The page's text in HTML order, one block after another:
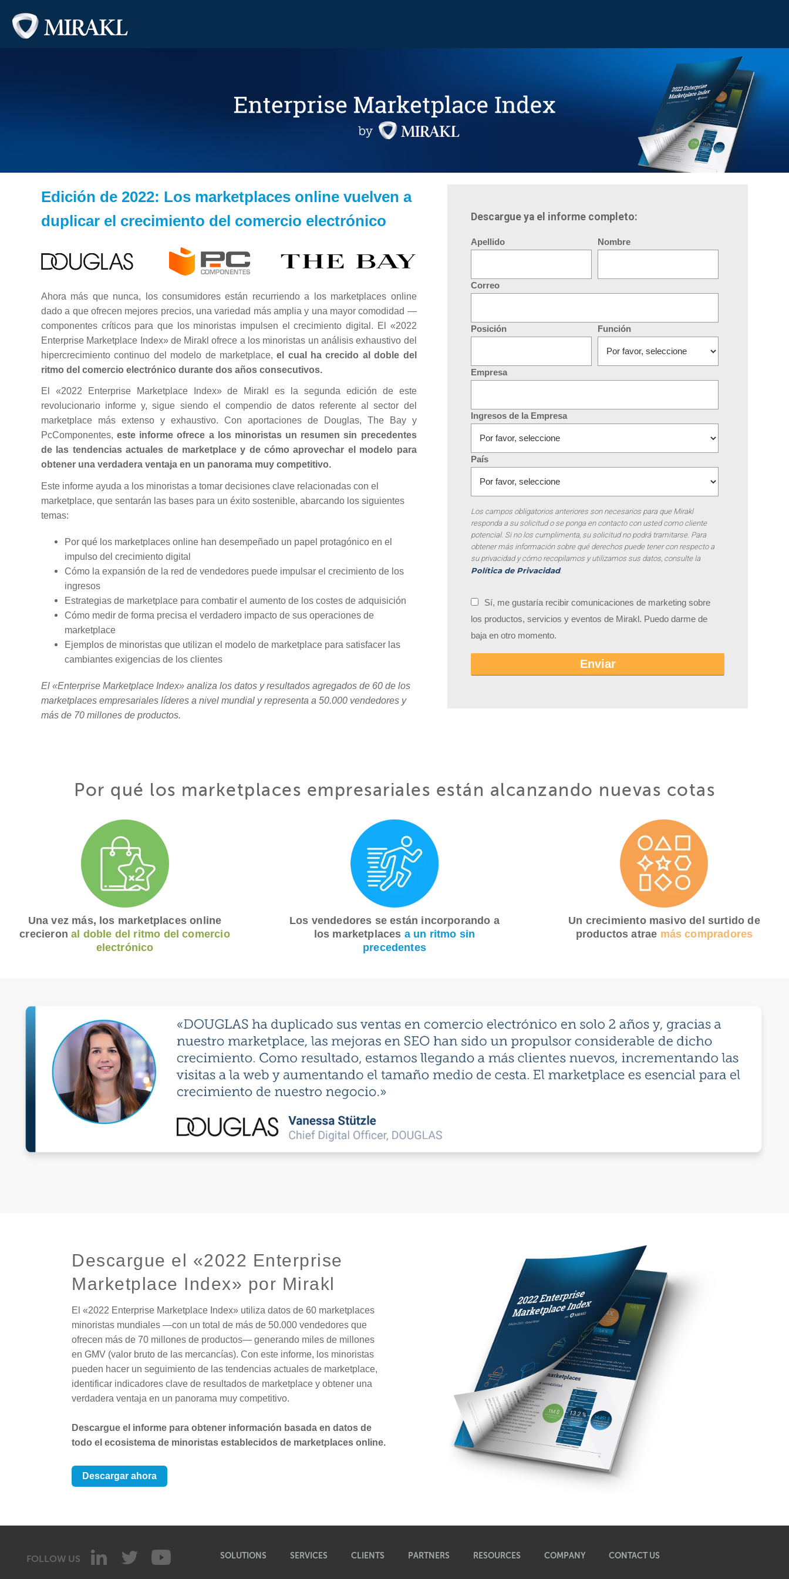
Edición de 2022: Los marketplaces online vuelven a
duplicar el crecimiento del comercio electrónico
Ahora más que nunca, los consumidores están recurriendo a los marketplaces online
dado a que ofrecen mejores precios, una variedad más amplia y una mayor comodidad —
componentes críticos para que los minoristas impulsen el crecimiento digital. El «2022
Enterprise Marketplace Index» de Mirakl ofrece a los minoristas un análisis exhaustivo del
hipercrecimiento continuo del modelo de marketplace,el cual ha crecido al doble del
ritmo del comercio electrónico durante dos años consecutivos.
El «2022 Enterprise Marketplace Index» de Mirakl es la segunda edición de este
revolucionario informe y, sigue siendo el compendio de datos referente al sector del
marketplace más extenso y exhaustivo. Con aportaciones de Douglas, The Bay y
PcComponentes,este informe ofrece a los minoristas un resumen sin precedentes
de las tendencias actuales de marketplace y de cómo aprovechar el modelo para
obtener una verdadera ventaja en un panorama muy competitivo.
Este informe ayuda a los minoristas a tomar decisiones clave relacionadas con el
marketplace, que sentarán las bases para un éxito sostenible, abarcando los siguientes
temas:
Por qué los marketplaces online han desempeñado un papel protagónico en el
impulso del crecimiento digital
Cómo la expansión de la red de vendedores puede impulsar el crecimiento de los
ingresos
Estrategias de marketplace para combatir el aumento de los costes de adquisición
Cómo medir de forma precisa el verdadero impacto de sus operaciones de
marketplace
Ejemplos de minoristas que utilizan el modelo de marketplace para satisfacer las
cambiantes exigencias de los clientes
El «Enterprise Marketplace Index» analiza los datos y resultados agregados de 60 de los
marketplaces empresariales líderes a nivel mundial y representa a 50.000 vendedores y
más de 70 millones de productos.
Descargue ya el informe completo:
Apellido Nombre
Correo
Posición Función
Empresa
Ingresos de la Empresa
País
Los campos obligatorios anteriores son necesarios para que Mirakl
responda a su solicitud o se ponga en contacto con usted como cliente
potencial. Si no los cumplimenta, su solicitud no podrá tramitarse. Para
obtener más información sobre qué derechos puede tener con respecto a
su privacidad y cómo recopilamos y utilizamos sus datos, consulte la
Política de Privacidad.
Sí, me gustaría recibir comunicaciones de marketing sobre
los productos, servicios y eventos de Mirakl. Puedo darme de
baja en otro momento.
Por qué los marketplaces empresariales están alcanzando nuevas cotas
Una vez más, los marketplaces online
crecieronal doble del ritmo del comercio
electrónico
Los vendedores se están incorporando a
los marketplaces a un ritmo sin
precedentes
Un crecimiento masivo del surtido de
productos atrae más compradores
Descargue el «2022 Enterprise
Marketplace Index» por Mirakl
El «2022 Enterprise Marketplace Index» utiliza datos de 60 marketplaces
minoristas mundiales —con un total de más de 50.000 vendedores que
ofrecen más de 70 millones de productos— generando miles de millones
en GMV (valor bruto de las mercancías). Con este informe, los minoristas
pueden hacer un seguimiento de las tendencias actuales de marketplace,
identificar indicadores clave de resultados de marketplace y obtener una
verdadera ventaja en un panorama muy competitivo.
Descargue el informe para obtener información basada en datos de
todo el ecosistema de minoristas establecidos de marketplaces online.
Descargar ahora
FOLLOW US SOLUTIONS SERVICES CLIENTS PARTNERS RESOURCES COMPANY CONTACT US